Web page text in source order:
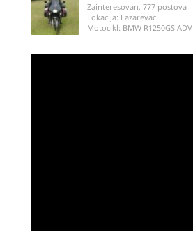
Zainteresovan, 777 postova
Lokacija: Lazarevac
Motocikl: BMW R1250GS ADV